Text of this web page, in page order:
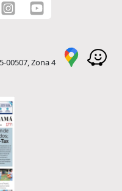
00507, Zona 4